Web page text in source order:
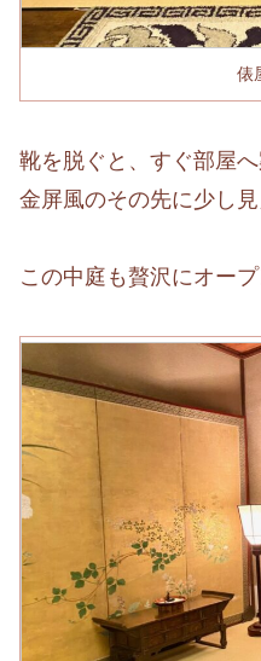
俵
靴を脱ぐと、すぐ部屋
金屏風のその先に少し見
この中庭も贅沢にオー